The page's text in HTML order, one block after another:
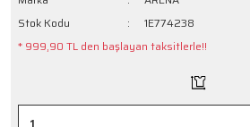
Stok Kodu
1E774238
* 999,90 TL den başlayan taksitlerle!!